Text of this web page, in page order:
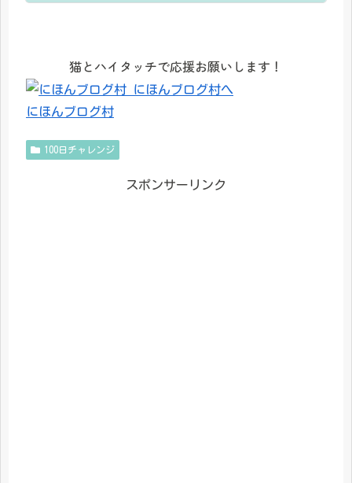
猫とハイタッチで応援お願いします！
にほんブログ村
100日チャレンジ
スポンサーリンク